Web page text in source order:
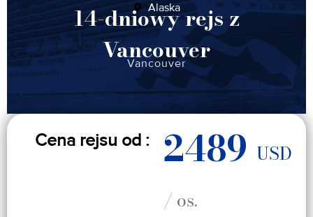
Alaska
14-dniowy rejs z
Vancouver
Vancouver
Cena rejsu od : 2489 USD
/ os.